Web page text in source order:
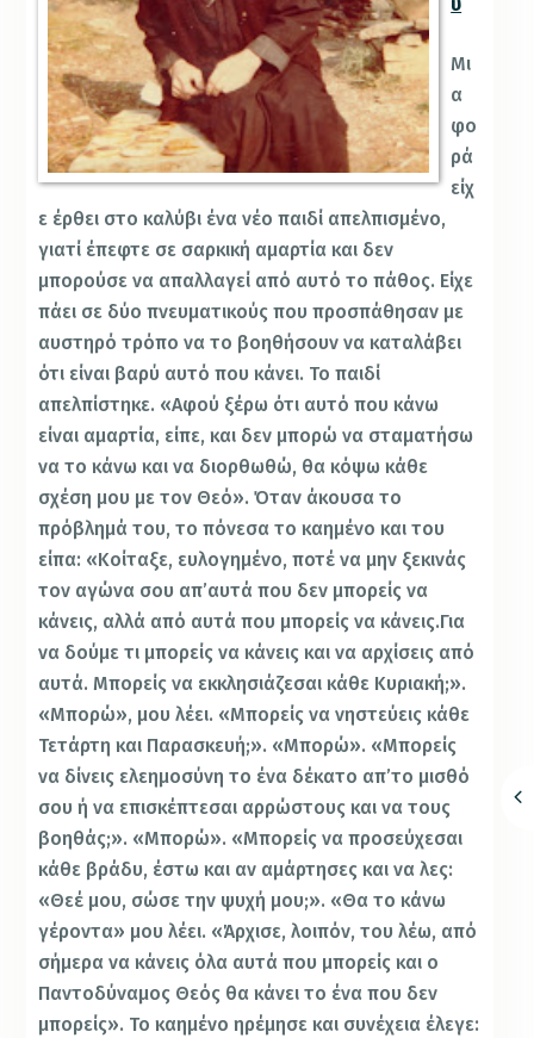
υ
Μι
α
φο
ρά
είχ
ε έρθει στο καλύβι ένα νέο παιδί απελπισμένο,
γιατί έπεφτε σε σαρκική αμαρτία και δεν
μπορούσε να απαλλαγεί από αυτό το πάθος. Είχε
πάει σε δύο πνευματικούς που προσπάθησαν με
αυστηρό τρόπο να το βοηθήσουν να καταλάβει
ότι είναι βαρύ αυτό που κάνει. Το παιδί
απελπίστηκε. «Αφού ξέρω ότι αυτό που κάνω
είναι αμαρτία, είπε, και δεν μπορώ να σταματήσω
να το κάνω και να διορθωθώ, θα κόψω κάθε
σχέση μου με τον Θεό». Όταν άκουσα το
πρόβλημά του, το πόνεσα το καημένο και του
είπα: «Κοίταξε, ευλογημένο, ποτέ να μην ξεκινάς
τον αγώνα σου απ’αυτά που δεν μπορείς να
κάνεις, αλλά από αυτά που μπορείς να κάνεις.Για
να δούμε τι μπορείς να κάνεις και να αρχίσεις από
αυτά. Μπορείς να εκκλησιάζεσαι κάθε Κυριακή;».
«Μπορώ», μου λέει. «Μπορείς να νηστεύεις κάθε
Τετάρτη και Παρασκευή;». «Μπορώ». «Μπορείς
να δίνεις ελεημοσύνη το ένα δέκατο απ’το μισθό
σου ή να επισκέπτεσαι αρρώστους και να τους
βοηθάς;». «Μπορώ». «Μπορείς να προσεύχεσαι
κάθε βράδυ, έστω και αν αμάρτησες και να λες:
«Θεέ μου, σώσε την ψυχή μου;». «Θα το κάνω
γέροντα» μου λέει. «Άρχισε, λοιπόν, του λέω, από
σήμερα να κάνεις όλα αυτά που μπορείς και ο
Παντοδύναμος Θεός θα κάνει το ένα που δεν
μπορείς». Το καημένο ηρέμησε και συνέχεια έλεγε: